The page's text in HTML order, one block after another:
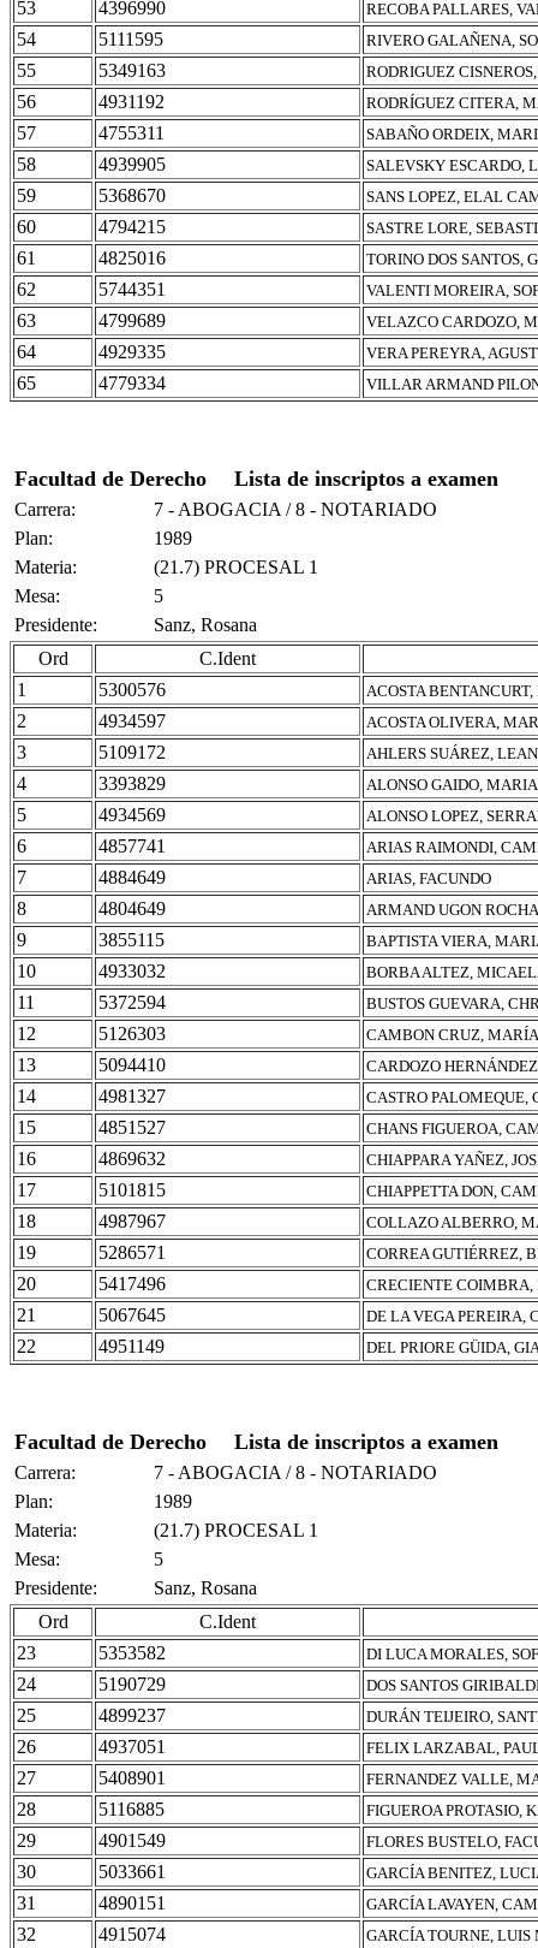
53 4396990 RECOBA PALLARES,
54 5111595 RIVERO GALAÑENA,
55 5349163 RODRIGUEZ
56 4931192 RODRÍGUEZ CITERA,
57 4755311 SABAÑO ORDEIX,
58 4939905 SALEVSKY ESCARDO,
59 5368670 SANS LOPEZ, ELAL
60 4794215 SASTRE LORE,
61 4825016 TORINO DOS SANTOS,
62 5744351 VALENTI MOREIRA,
63 4799689 VELAZCO CARDOZO,
64 4929335 VERA PEREYRA,
65 4779334 VILLAR ARMAND
Facultad de Derecho Lista de inscriptos a examen
Carrera:
7 - ABOGACIA / 8 - NOTARIADO
Plan:
1989
Materia:
(21.7) PROCESAL 1
Mesa:
5
Presidente:
Sanz, Rosana
Ord
C.Ident
1
5300576 ACOSTA
2 4934597 ACOSTA OLIVERA,
3 5109172 AHLERS SUÁREZ,
4 3393829 ALONSO GAIDO,
5 4934569 ALONSO LOPEZ,
6 4857741 ARIAS RAIMONDI,
7 4884649 ARIAS, FACUNDO
8 4804649 ARMAND UGON
9 3855115 BAPTISTA VIERA,
10 4933032 BORBA ALTEZ,
11 5372594 BUSTOS GUEVARA,
12 5126303 CAMBON CRUZ,
13 5094410 CARDOZO
14 4981327 CASTRO PALOMEQUE,
15 4851527 CHANS FIGUEROA,
16 4869632 CHIAPPARA YAÑEZ,
17 5101815 CHIAPPETTA DON,
18 4987967 COLLAZO ALBERRO,
19 5286571 CORREA GUTIÉRREZ,
20 5417496 CRECIENTE
21 5067645 DE LA VEGA PEREIRA,
22 4951149 DEL PRIORE GÜIDA,
Facultad de Derecho Lista de inscriptos a examen
Carrera:
7 - ABOGACIA / 8 - NOTARIADO
Plan:
1989
Materia:
(21.7) PROCESAL 1
Mesa:
5
Presidente:
Sanz, Rosana
Ord
C.Ident
23
5353582 DI LUCA MORALES,
24 5190729 DOS SANTOS
25 4899237 DURÁN TEIJEIRO,
26 4937051 FELIX LARZABAL,
27 5408901 FERNANDEZ VALLE,
28 5116885 FIGUEROA PROTASIO,
29 4901549 FLORES BUSTELO,
30 5033661 GARCÍA BENITEZ,
31 4890151 GARCÍA LAVAYEN,
32 4915074 GARCÍA TOURNE, LUIS